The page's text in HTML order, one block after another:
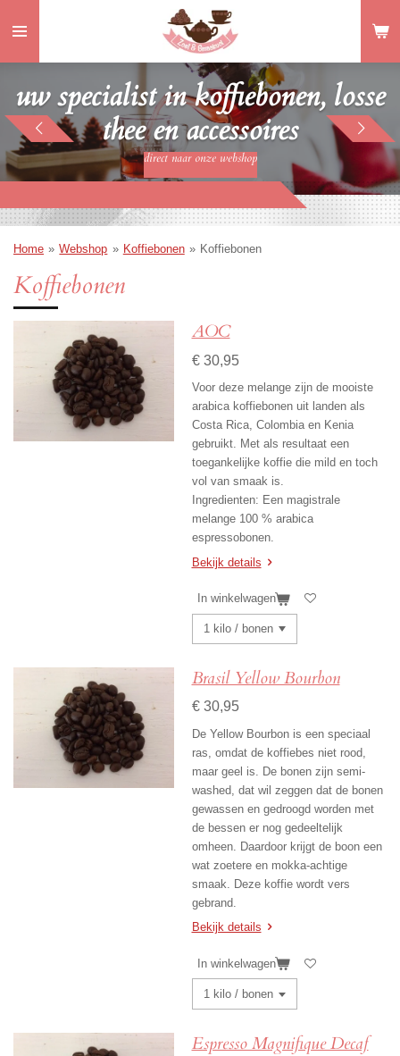
direct
hoofdinhoud
uw specialist in koffiebonen, losse
thee en accessoires
direct naar onze webshop
Home » Webshop » Koffiebonen » Koffiebonen
Koffiebonen
AOC
€ 30,95
Voor deze melange zijn de mooiste
arabica koffiebonen uit landen als
Costa Rica, Colombia en Kenia
gebruikt. Met als resultaat een
toegankelijke koffie die mild en toch
vol van smaak is.
Ingredienten: Een magistrale
melange 100 % arabica
espressobonen.
Bekijk details
In winkelwagen
Brasil Yellow Bourbon
€ 30,95
De Yellow Bourbon is een speciaal
ras, omdat de koffiebes niet rood,
maar geel is. De bonen zijn semi-
washed, dat wil zeggen dat de bonen
gewassen en gedroogd worden met
de bessen er nog gedeeltelijk
omheen. Daardoor krijgt de boon een
wat zoetere en mokka-achtige
smaak. Deze koffie wordt vers
gebrand.
Bekijk details
In winkelwagen
Espresso Magnifique Decaf